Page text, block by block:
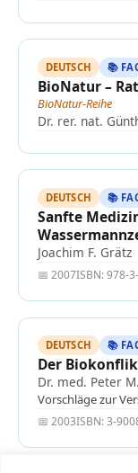
DEUTSCH 📚
BioNatur –
BioNatur-Reihe
Dr. rer. nat.
DEUTSCH 📚
Sanfte
Joachim F. Grätz
📅 2007ISBN: 978-
DEUTSCH 📚
Der
Dr. med. Peter
Vorschläge zur
📅 2003ISBN: 3-